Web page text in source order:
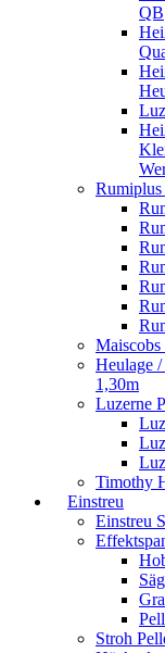
QB
Heulage
1,30m
Luzerne
Timothy
Einstreu
Einstreu
Stroh